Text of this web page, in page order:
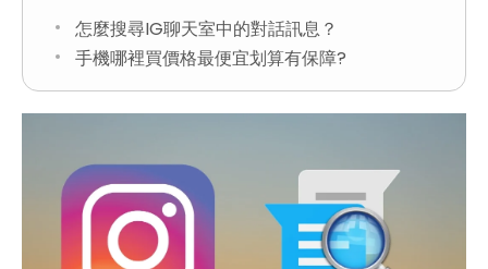
怎麼搜尋IG聊天室中的對話訊息？
手機哪裡買價格最便宜划算有保障?